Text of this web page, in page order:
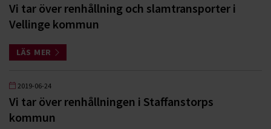
Vi tar över renhållning och slamtransporter i
Vellinge kommun
LÄS MER
2019-06-24
Vi tar över renhållningen i Staffanstorps
kommun